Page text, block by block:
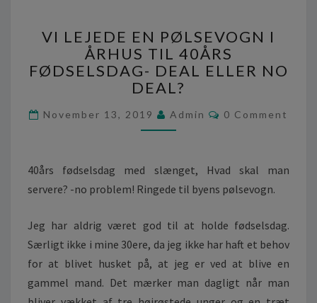
I
L
E
J
D
E
P
Ø
S
E
O
G
VI LEJEDE EN PØLSEVOGN I
ÅRHUS TIL 40ÅRS
FØDSELSDAG- DEAL ELLER NO
DEAL?
November 13, 2019 Admin
C
O
T
S
0 Comment
40års fødselsdag med slænget, Hvad skal man
servere? -no problem! Ringede til byens pølsevogn.
Jeg har aldrig været god til at holde fødselsdag.
Særligt ikke i mine 30ere, da jeg ikke har haft et behov
for at blivet husket på, at jeg er ved at blive en
gammel mand. Det mærker man dagligt når man